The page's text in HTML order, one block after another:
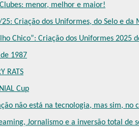
menor, melhor e maior!
25: Criação dos Uniformes, do Selo e da
Chico”: Criação dos Uniformes 2025
1987
RATS
Cup
não está na tecnologia, mas sim, no
Jornalismo e a inversão total de